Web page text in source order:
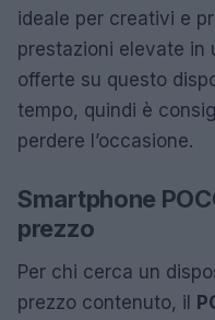
ideale per creativi e
prestazioni elevate in
offerte su questo
tempo, quindi è
perdere l’occasione.
Smartphone
prezzo
Per chi cerca un
prezzo contenuto, il